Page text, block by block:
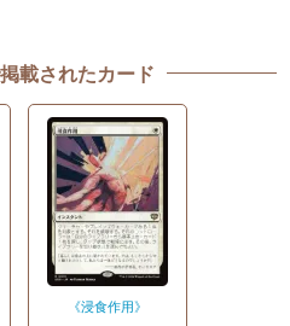
載されたカード
《浸食作用》